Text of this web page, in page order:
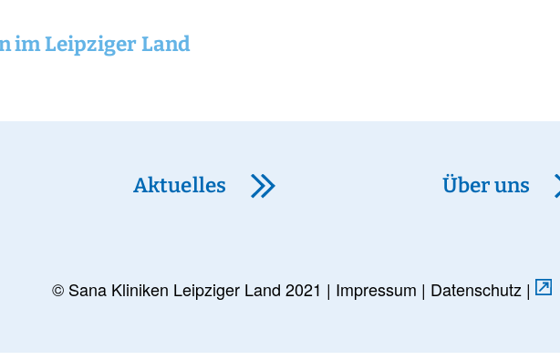
im Leipziger Land
Aktuelles Über uns
© Sana Kliniken Leipziger Land 2021 | Impressum | Datenschutz |